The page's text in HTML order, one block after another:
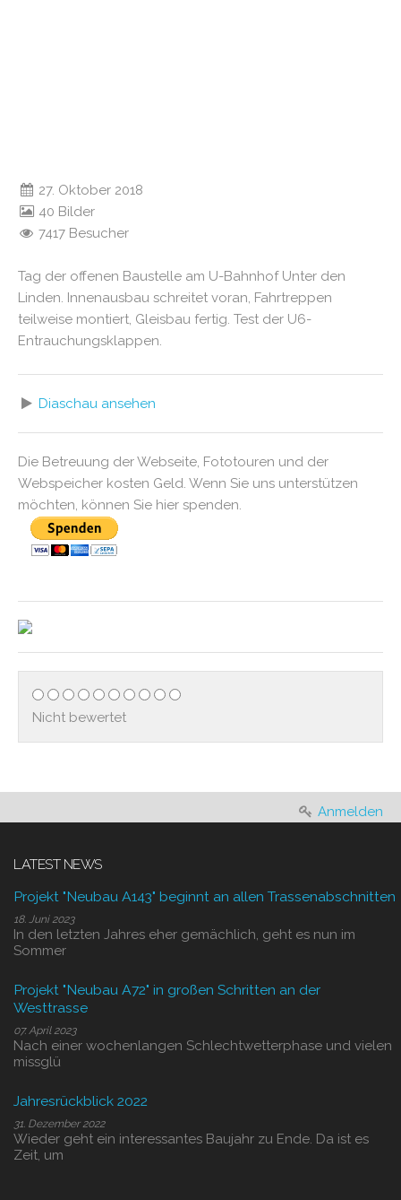
27. Oktober 2018
40 Bilder
7417 Besucher
Tag der offenen Baustelle am U-Bahnhof Unter den
Linden. Innenausbau schreitet voran, Fahrtreppen
teilweise montiert, Gleisbau fertig. Test der U6-
Entrauchungsklappen.
Diaschau ansehen
Die Betreuung der Webseite, Fototouren und der
Webspeicher kosten Geld. Wenn Sie uns unterstützen
möchten, können Sie hier spenden.
Nicht bewertet
Anmelden
LATEST NEWS
Projekt "Neubau A143" beginnt an allen Trassenabschnitten
18. Juni 2023
In den letzten Jahres eher gemächlich, geht es nun im
Sommer
Projekt "Neubau A72" in großen Schritten an der
Westtrasse
07. April 2023
Nach einer wochenlangen Schlechtwetterphase und vielen
missglü
Jahresrückblick 2022
31. Dezember 2022
Wieder geht ein interessantes Baujahr zu Ende. Da ist es
Zeit, um